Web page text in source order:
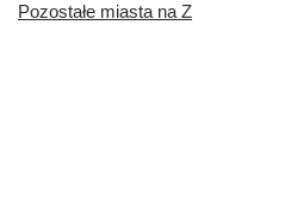
Pozostałe miasta na Z